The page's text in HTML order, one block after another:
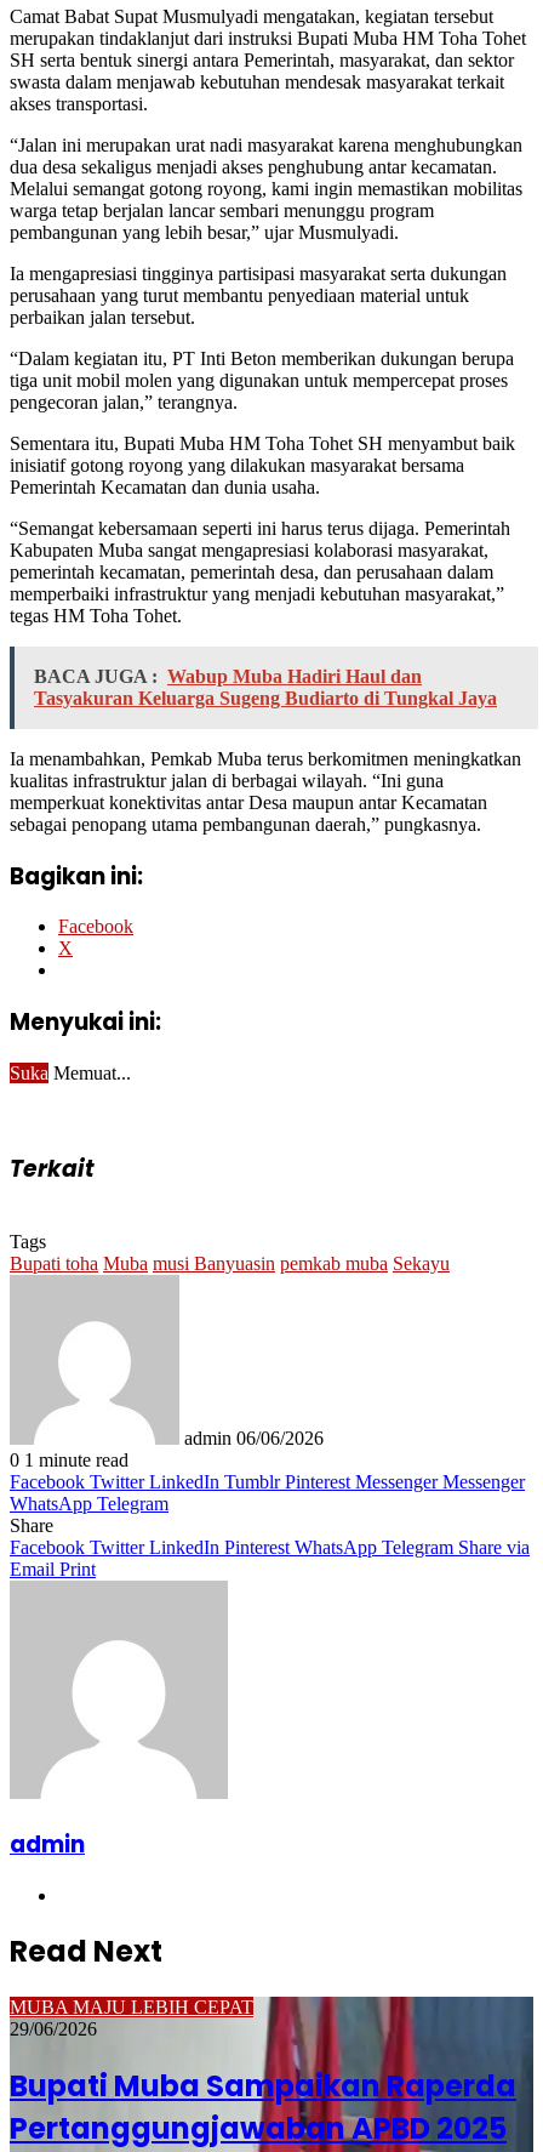
Camat Babat Supat Musmulyadi mengatakan, kegiatan tersebut
merupakan tindaklanjut dari instruksi Bupati Muba HM Toha Tohet
SH serta bentuk sinergi antara Pemerintah, masyarakat, dan sektor
swasta dalam menjawab kebutuhan mendesak masyarakat terkait
akses transportasi.
“Jalan ini merupakan urat nadi masyarakat karena menghubungkan
dua desa sekaligus menjadi akses penghubung antar kecamatan.
Melalui semangat gotong royong, kami ingin memastikan mobilitas
warga tetap berjalan lancar sembari menunggu program
pembangunan yang lebih besar,” ujar Musmulyadi.
Ia mengapresiasi tingginya partisipasi masyarakat serta dukungan
perusahaan yang turut membantu penyediaan material untuk
perbaikan jalan tersebut.
“Dalam kegiatan itu, PT Inti Beton memberikan dukungan berupa
tiga unit mobil molen yang digunakan untuk mempercepat proses
pengecoran jalan,” terangnya.
Sementara itu, Bupati Muba HM Toha Tohet SH menyambut baik
inisiatif gotong royong yang dilakukan masyarakat bersama
Pemerintah Kecamatan dan dunia usaha.
“Semangat kebersamaan seperti ini harus terus dijaga. Pemerintah
Kabupaten Muba sangat mengapresiasi kolaborasi masyarakat,
pemerintah kecamatan, pemerintah desa, dan perusahaan dalam
memperbaiki infrastruktur yang menjadi kebutuhan masyarakat,”
tegas HM Toha Tohet.
BACA JUGA : Wabup Muba Hadiri Haul dan
Tasyakuran Keluarga Sugeng Budiarto di Tungkal Jaya
Ia menambahkan, Pemkab Muba terus berkomitmen meningkatkan
kualitas infrastruktur jalan di berbagai wilayah. “Ini guna
memperkuat konektivitas antar Desa maupun antar Kecamatan
sebagai penopang utama pembangunan daerah,” pungkasnya.
Bagikan ini:
Facebook
X
Menyukai ini:
Suka Memuat...
Terkait
Tags
Bupati toha Muba musi Banyuasin pemkab muba Sekayu
admin 06/06/2026
0 1 minute read
Facebook Twitter LinkedIn Tumblr Pinterest Messenger Messenger
WhatsApp Telegram
Share
Facebook Twitter LinkedIn Pinterest WhatsApp Telegram Share via
Email Print
admin
Read Next
MUBA MAJU LEBIH CEPAT
29/06/2026
Bupati Muba Sampaikan Raperda
Pertanggungjawaban APBD 2025